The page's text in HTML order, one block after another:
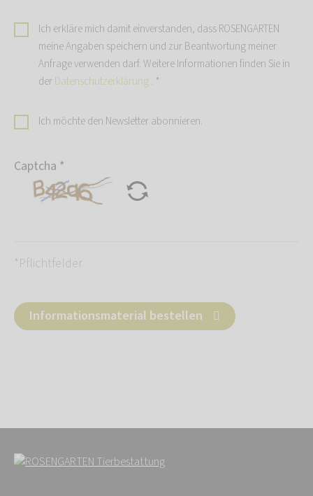
Ich erkläre mich damit einverstanden, dass ROSENGARTEN
meine Angaben speichern und zur Beantwortung meiner
Anfrage verwenden darf. Weitere Informationen finden Sie in
derDatenschutzerklärung. *
Ich möchte den Newsletter abonnieren.
Captcha *
*Pflichtfelder
Informationsmaterial bestellen